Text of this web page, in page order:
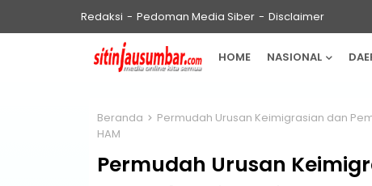
Redaksi Pedoman Media Siber Disclaimer
HOME NASIONAL
Beranda
Permudah Urusan Keimigrasian dan
HAM
Permudah Urusan